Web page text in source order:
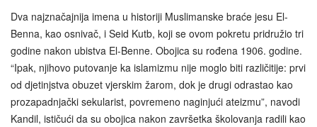
Dva najznačajnija imena u historiji Muslimanske braće jesu El-
Benna, kao osnivač, i Seid Kutb, koji se ovom pokretu pridružio tri
godine nakon ubistva El-Benne. Obojica su rođena 1906. godine.
“Ipak, njihovo putovanje ka islamizmu nije moglo biti različitije: prvi
od djetinjstva obuzet vjerskim žarom, dok je drugi odrastao kao
prozapadnjački sekularist, povremeno naginjući ateizmu”, navodi
Kandil, ističući da su obojica nakon završetka školovanja radili kao